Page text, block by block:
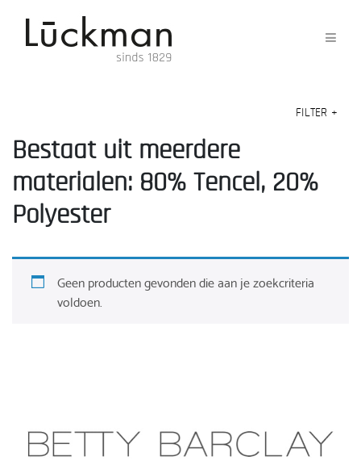
FILTER +
Bestaat uit meerdere
materialen: 80% Tencel, 20%
Polyester
Geen producten gevonden die aan je zoekcriteria
voldoen.